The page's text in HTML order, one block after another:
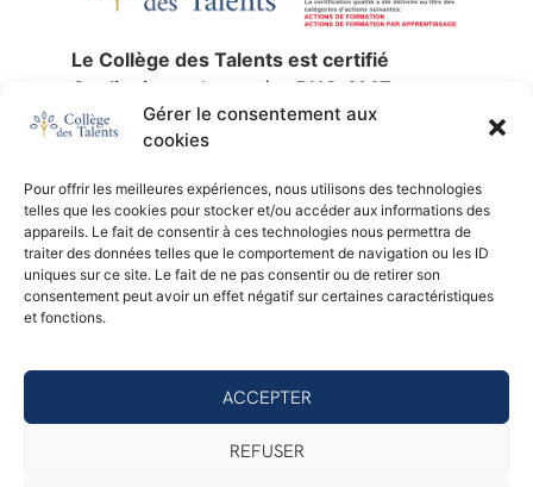
Gérer le consentement aux
cookies
Pour offrir les meilleures expériences, nous utilisons des technologies
telles que les cookies pour stocker et/ou accéder aux informations des
appareils. Le fait de consentir à ces technologies nous permettra de
traiter des données telles que le comportement de navigation ou les ID
uniques sur ce site. Le fait de ne pas consentir ou de retirer son
consentement peut avoir un effet négatif sur certaines caractéristiques
et fonctions.
ACCEPTER
REFUSER
Le Collège des Talents est certifié
Qualiopi sous le numéro RNQ 4147
jusqu’au30 décembre 2027.
La certification qualité a été délivrée au
actions de formation,validation des
acquis de l’expérienceetformation par
apprentissage.
SIREN :753 676 329 —NDA :11 92 24791
92 —
© 2026 - Collège des Talents